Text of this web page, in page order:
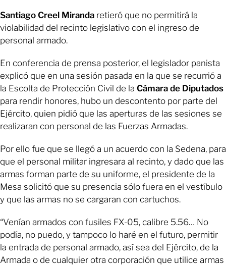
Santiago Creel Miranda retieró que no permitirá la
violabilidad del recinto legislativo con el ingreso de
personal armado.
En conferencia de prensa posterior, el legislador panista
explicó que en una sesión pasada en la que se recurrió a
la Escolta de Protección Civil de la Cámara de Diputados
para rendir honores, hubo un descontento por parte del
Ejército, quien pidió que las aperturas de las sesiones se
realizaran con personal de las Fuerzas Armadas.
Por ello fue que se llegó a un acuerdo con la Sedena, para
que el personal militar ingresara al recinto, y dado que las
armas forman parte de su uniforme, el presidente de la
Mesa solicitó que su presencia sólo fuera en el vestíbulo
y que las armas no se cargaran con cartuchos.
“Venían armados con fusiles FX-05, calibre 5.56… No
podía, no puedo, y tampoco lo haré en el futuro, permitir
la entrada de personal armado, así sea del Ejército, de la
Armada o de cualquier otra corporación que utilice armas